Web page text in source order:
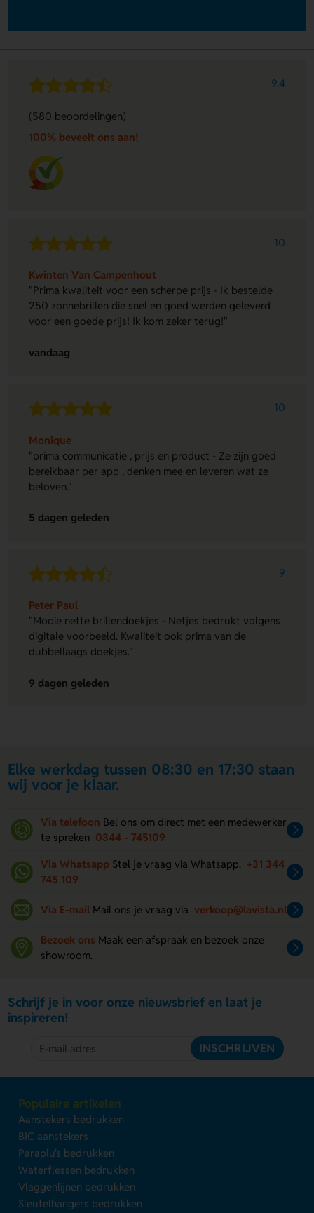
9.4
(580 beoordelingen)
100% beveelt ons aan!
10
Kwinten Van Campenhout
"Prima kwaliteit voor een scherpe prijs - Ik bestelde
250 zonnebrillen die snel en goed werden geleverd
voor een goede prijs! Ik kom zeker terug!"
vandaag
10
Monique
"prima communicatie , prijs en product - Ze zijn goed
bereikbaar per app , denken mee en leveren wat ze
beloven."
5 dagen geleden
9
Peter Paul
"Mooie nette brillendoekjes - Netjes bedrukt volgens
digitale voorbeeld. Kwaliteit ook prima van de
dubbellaags doekjes."
9 dagen geleden
Elke werkdag tussen 08:30 en 17:30 staan
wij voor je klaar.
Via telefoon Bel ons om direct met een medewerker
te spreken 0344 - 745109
Via Whatsapp Stel je vraag via Whatsapp. +31 344
745 109
Via E-mail Mail ons je vraag via verkoop@lavista.nl
Bezoek ons Maak een afspraak en bezoek onze
showroom.
Schrijf je in voor onze nieuwsbrief en laat je
inspireren!
INSCHRIJVEN
Populaire artikelen
Aanstekers bedrukken
BIC aanstekers
Paraplu's bedrukken
Waterflessen bedrukken
Vlaggenlijnen bedrukken
Sleutelhangers bedrukken